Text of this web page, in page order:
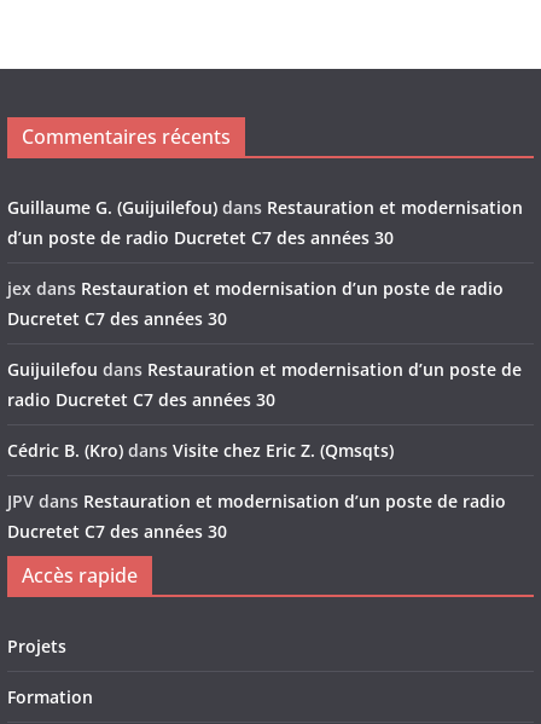
Commentaires récents
Guillaume G. (Guijuilefou) dans Restauration et modernisation
d’un poste de radio Ducretet C7 des années 30
jex dans Restauration et modernisation d’un poste de radio
Ducretet C7 des années 30
Guijuilefou dans Restauration et modernisation d’un poste de
radio Ducretet C7 des années 30
Cédric B. (Kro) dans Visite chez Eric Z. (Qmsqts)
JPV dans Restauration et modernisation d’un poste de radio
Ducretet C7 des années 30
Accès rapide
Projets
Formation